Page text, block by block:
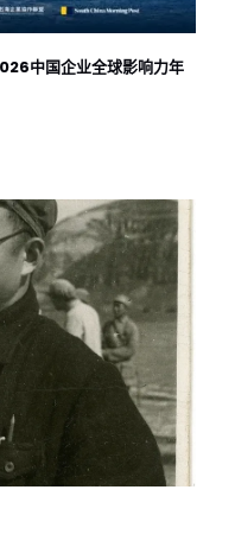
中国企业全球影响力年